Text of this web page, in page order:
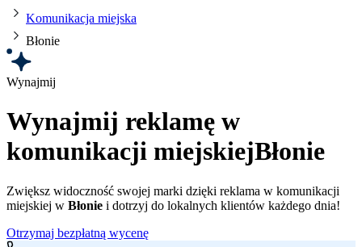
Komunikacja miejska
Błonie
Wynajmij
Wynajmij reklamę w
komunikacji miejskiejBłonie
Zwiększ widoczność swojej marki dzięki reklama w komunikacji
miejskiej w Błonie i dotrzyj do lokalnych klientów każdego dnia!
Otrzymaj bezpłatną wycenę